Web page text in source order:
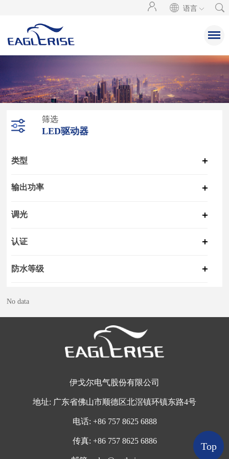
语言
筛选
LED驱动器
类型
输出功率
调光
认证
防水等级
No data
伊戈尔电气股份有限公司
地址: 广东省佛山市顺德区北滘镇环镇东路4号
电话: +86 757 8625 6888
传真: +86 757 8625 6886 Top